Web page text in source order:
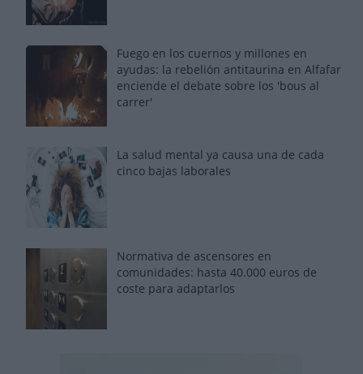
Fuego en los cuernos y millones en
ayudas: la rebelión antitaurina en Alfafar
enciende el debate sobre los 'bous al
carrer'
La salud mental ya causa una de cada
cinco bajas laborales
Normativa de ascensores en
comunidades: hasta 40.000 euros de
coste para adaptarlos